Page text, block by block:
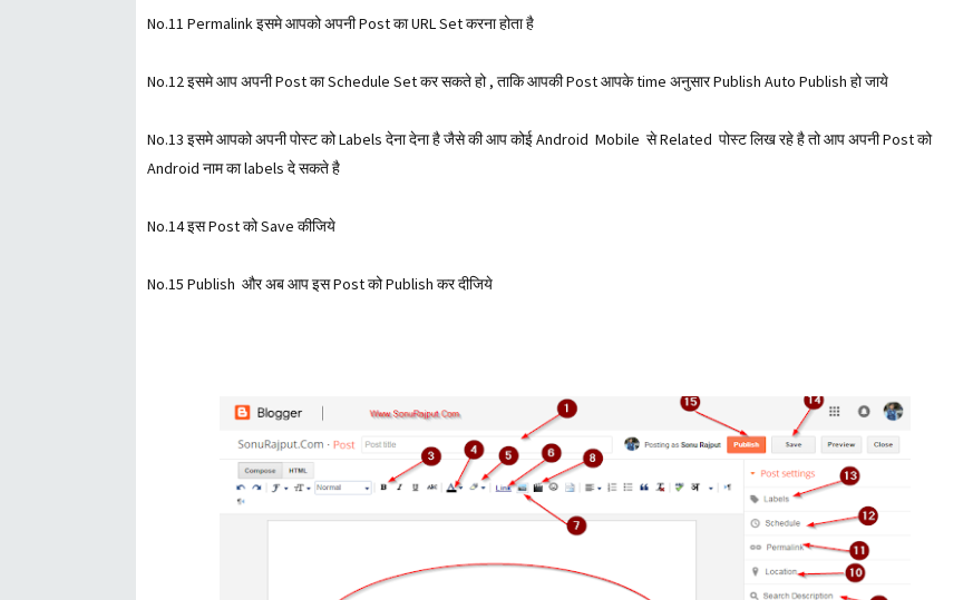
No.11 Permalink इसमे आपको अपनी Post का URL Set करना होता है
No.12 इसमे आप अपनी Post का Schedule Set कर सकते हो , ताकि आपकी Post आपके time अनुसार Publish Auto Publish हो जाये
No.13 इसमे आपको अपनी पोस्ट को Labels देना देना है जैसे की आप कोई Android Mobile से Related पोस्ट लिख रहे है तो आप अपनी Post को
Android नाम का labels दे सकते है
No.14 इस Post को Save कीजिये
No.15 Publish और अब आप इस Post को Publish कर दीजिये